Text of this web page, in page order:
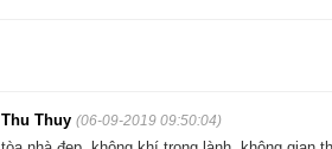
Thu Thuy (06-09-2019 09:50:04)